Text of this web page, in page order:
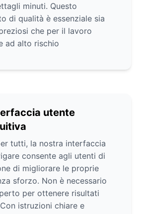
minuti. Questo
di qualità è essenziale sia
che per il lavoro
ad alto rischio
utente
tutti, la nostra interfaccia
consente agli utenti di
di migliorare le proprie
sforzo. Non è necessario
per ottenere risultati
istruzioni chiare e